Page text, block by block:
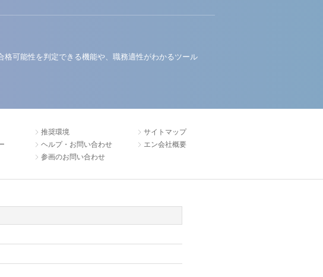
可能性を判定できる機能や、職務適性がわかるツール
推奨環境
ヘルプ・お問い合わせ
参画のお問い合わせ
サイトマップ
エン会社概要